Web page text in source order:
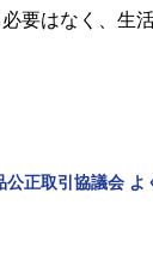
要はなく、生
正取引協議会 よ